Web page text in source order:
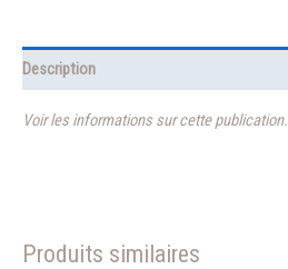
Renard
Description
Voir les informations sur cette publication.
Produits similaires